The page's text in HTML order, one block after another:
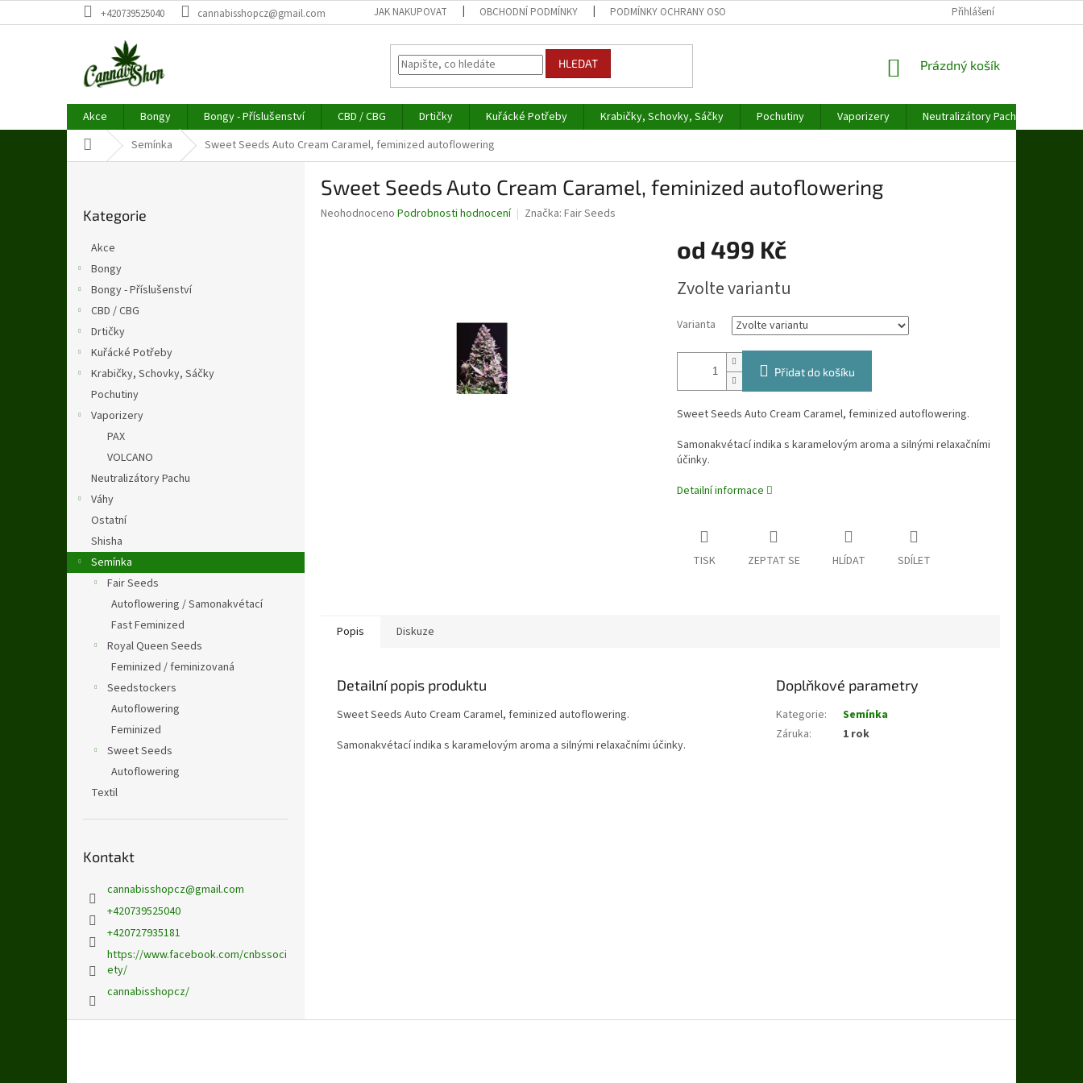
na
+420739525040 cannabisshopcz@gmail.com JAK NAKUPOVAT OBCHODNÍ PODMÍNKY PODMÍNKY OCHRANY OSOBNÍCH ÚDAJŮ Přihlášení
HLEDAT
NÁKUPNÍ
Prázdný košík
Akce Bongy Bongy - Příslušenství CBD / CBG Drtičky Kuřácké Potřeby Krabičky, Schovky, Sáčky Pochutiny Vaporizery Neutralizátory Pachu
Domů Semínka Sweet Seeds Auto Cream Caramel, feminized autoflowering
kategorie
Kategorie
Akce
Bongy
Bongy - Příslušenství
CBD / CBG
Drtičky
Kuřácké Potřeby
Krabičky, Schovky, Sáčky
Pochutiny
Vaporizery
PAX
VOLCANO
Neutralizátory Pachu
Váhy
Ostatní
Shisha
Semínka
Fair Seeds
Autoflowering / Samonakvétací
Fast Feminized
Royal Queen Seeds
Feminized / feminizovaná
Seedstockers
Autoflowering
Feminized
Sweet Seeds
Autoflowering
Textil
Kontakt
cannabisshopcz@gmail.com
+420739525040
+420727935181
https://www.facebook.com/cnbssoci
ety/
cannabisshopcz/
Sweet Seeds Auto Cream Caramel, feminized autoflowering
Průměrné
Neohodnoceno Podrobnosti hodnocení Značka: Fair Seeds
od 499 Kč
cena:
Zvolte variantu
Varianta
Přidat do košíku
Sweet Seeds Auto Cream Caramel, feminized autoflowering.
Samonakvétací indika s karamelovým aroma a silnými relaxačními
účinky.
Detailní informace
TISK ZEPTAT SE HLÍDAT SDÍLET
Popis Diskuze
Detailní popis produktu
Sweet Seeds Auto Cream Caramel, feminized autoflowering.
Samonakvétací indika s karamelovým aroma a silnými relaxačními účinky.
Doplňkové parametry
Kategorie:
Semínka
Záruka: 1 rok